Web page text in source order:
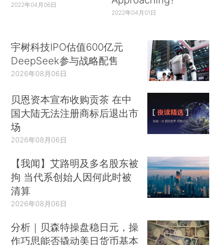
2022年04月06日
2022年04月01日
宇树科技IPO估值600亿元
DeepSeek参与战略配售
2026年08月06日
贝恩资本宣布收购贡茶 在中
国大陆无法注册商标后退出市
场
2026年08月06日
【我闻】艾路明及多名股东被
拘 当代系创始人因何此时被
清算
2026年08月06日
分析｜贝森特操盘稳日元，操
作巧思能否撬动美日货币基本